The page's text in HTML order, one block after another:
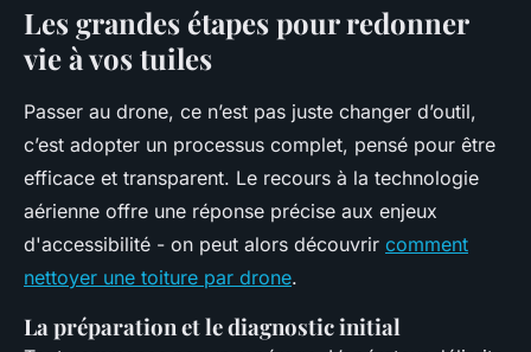
Les grandes étapes pour redonner
vie à vos tuiles
Passer au drone, ce n’est pas juste changer d’outil,
c’est adopter un processus complet, pensé pour être
efficace et transparent. Le recours à la technologie
aérienne offre une réponse précise aux enjeux
d'accessibilité - on peut alors découvrir comment
nettoyer une toiture par drone.
La préparation et le diagnostic initial